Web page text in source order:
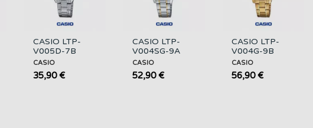
CASIO LTP-
V005D-7B
Mujer | Reloj
Plateado de
Acero
CASIO
35,90 €
CASIO LTP-
V004SG-9A
Mujer | Bicolor y
Esfera
Champán
CASIO
52,90 €
CASIO LTP-
V004G-9B
Mujer | Dorado
y Esfera
Champán
CASIO
56,90 €